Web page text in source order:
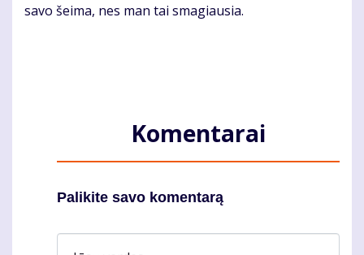
savo šeima, nes man tai smagiausia.
Komentarai
Palikite savo komentarą